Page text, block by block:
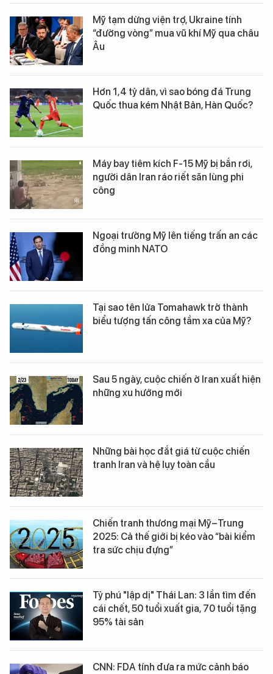
Mỹ tạm dừng viện trợ, Ukraine tính
“đường vòng” mua vũ khí Mỹ qua châu
Âu
Hơn 1,4 tỷ dân, vì sao bóng đá Trung
Quốc thua kém Nhật Bản, Hàn Quốc?
Máy bay tiêm kích F-15 Mỹ bị bắn rơi,
người dân Iran ráo riết săn lùng phi
công
Ngoại trưởng Mỹ lên tiếng trấn an các
đồng minh NATO
Tại sao tên lửa Tomahawk trở thành
biểu tượng tấn công tầm xa của Mỹ?
Sau 5 ngày, cuộc chiến ở Iran xuất hiện
những xu hướng mới
Những bài học đắt giá từ cuộc chiến
tranh Iran và hệ lụy toàn cầu
Chiến tranh thương mại Mỹ–Trung
2025: Cả thế giới bị kéo vào “bài kiểm
tra sức chịu đựng”
Tỷ phú "lập dị" Thái Lan: 3 lần tìm đến
cái chết, 50 tuổi xuất gia, 70 tuổi tặng
95% tài sản
CNN: FDA tính đưa ra mức cảnh báo